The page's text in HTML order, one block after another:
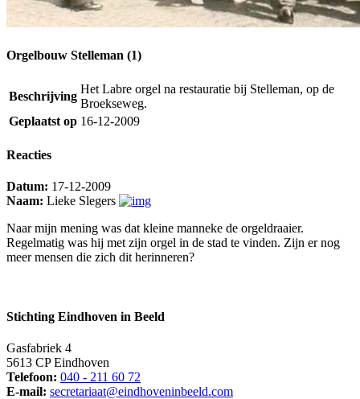
Orgelbouw Stelleman (1)
Beschrijving
Het Labre orgel na restauratie bij Stelleman, op de
Broekseweg.
Geplaatst op 16-12-2009
Reacties
Datum: 17-12-2009
Naam: Lieke Slegers
Naar mijn mening was dat kleine manneke de orgeldraaier.
Regelmatig was hij met zijn orgel in de stad te vinden. Zijn er nog
meer mensen die zich dit herinneren?
Stichting Eindhoven in Beeld
Gasfabriek 4
5613 CP Eindhoven
Telefoon: 040 - 211 60 72
E-mail: secretariaat@eindhoveninbeeld.com